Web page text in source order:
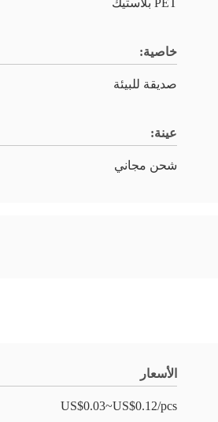
PET بلاستيك
خاصية:
صديقة للبيئة
عينة:
شحن مجاني
الأسعار
US$0.03~US$0.12/pcs